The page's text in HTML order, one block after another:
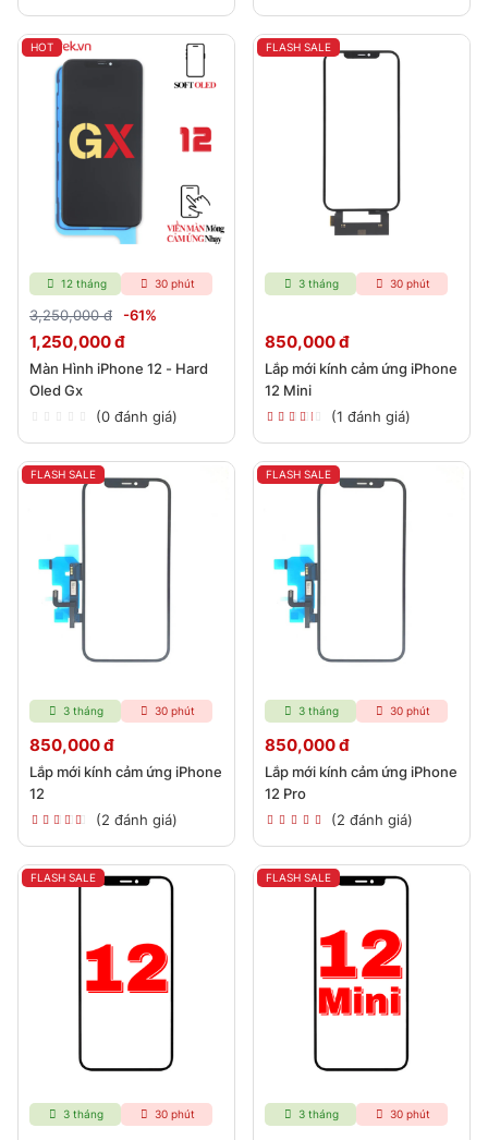
HOT
12 tháng 30 phút
3,250,000 đ -61%
1,250,000 đ
Màn Hình iPhone 12 - Hard
Oled Gx
(0 đánh giá)
FLASH SALE
3 tháng 30 phút
850,000 đ
Lắp mới kính cảm ứng iPhone
12 Mini
(1 đánh giá)
FLASH SALE
3 tháng 30 phút
850,000 đ
Lắp mới kính cảm ứng iPhone
12
(2 đánh giá)
FLASH SALE
3 tháng 30 phút
850,000 đ
Lắp mới kính cảm ứng iPhone
12 Pro
(2 đánh giá)
FLASH SALE
3 tháng 30 phút
FLASH SALE
3 tháng 30 phút